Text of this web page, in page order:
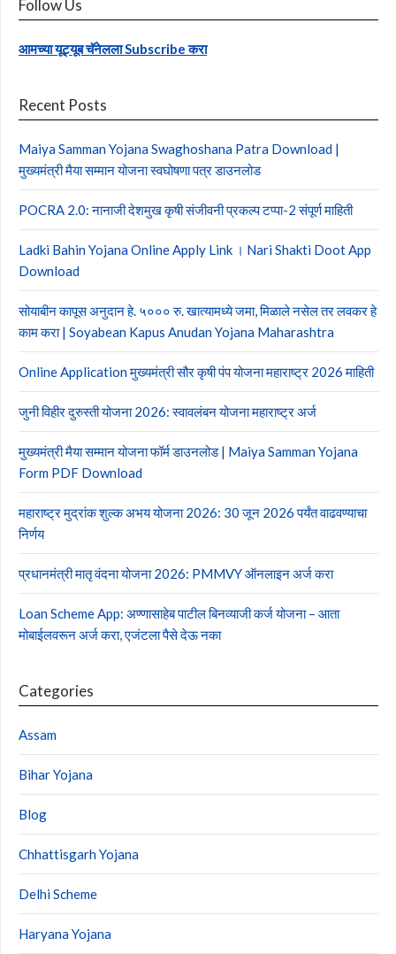
Follow Us
आमच्या यूट्यूब चॅनेलला Subscribe करा
Recent Posts
Maiya Samman Yojana Swaghoshana Patra Download |
मुख्यमंत्री मैया सम्मान योजना स्वघोषणा पत्र डाउनलोड
POCRA 2.0: नानाजी देशमुख कृषी संजीवनी प्रकल्प टप्पा-2 संपूर्ण माहिती
Ladki Bahin Yojana Online Apply Link । Nari Shakti Doot App
Download
सोयाबीन कापूस अनुदान हे. ५००० रु. खात्यामध्ये जमा, मिळाले नसेल तर लवकर हे
काम करा | Soyabean Kapus Anudan Yojana Maharashtra
Online Application मुख्यमंत्री सौर कृषी पंप योजना महाराष्ट्र 2026 माहिती
जुनी विहीर दुरुस्ती योजना 2026: स्वावलंबन योजना महाराष्ट्र अर्ज
मुख्यमंत्री मैया सम्मान योजना फॉर्म डाउनलोड | Maiya Samman Yojana
Form PDF Download
महाराष्ट्र मुद्रांक शुल्क अभय योजना 2026: 30 जून 2026 पर्यंत वाढवण्याचा
निर्णय
प्रधानमंत्री मातृ वंदना योजना 2026: PMMVY ऑनलाइन अर्ज करा
Loan Scheme App: अण्णासाहेब पाटील बिनव्याजी कर्ज योजना – आता
मोबाईलवरून अर्ज करा, एजंटला पैसे देऊ नका
Categories
Assam
Bihar Yojana
Blog
Chhattisgarh Yojana
Delhi Scheme
Haryana Yojana